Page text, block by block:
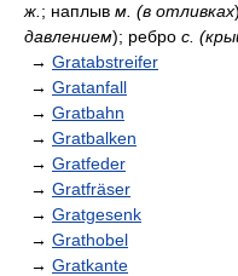
ж. ; наплыв м. (в отливках
давлением); ребро с.
→ Gratabstreifer
→ Gratanfall
→ Gratbahn
→ Gratbalken
→ Gratfeder
→ Gratfräser
→ Gratgesenk
→ Grathobel
→ Gratkante